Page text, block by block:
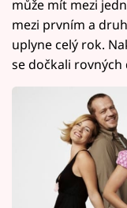
může mít mezi
mezi prvním a
uplyne celý rok.
se dočkali rovných